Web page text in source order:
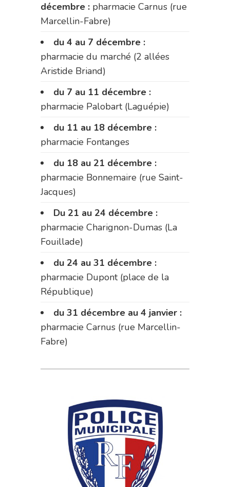
décembre : pharmacie Carnus (rue
Marcellin-Fabre)
du 4 au 7 décembre :
pharmacie du marché (2 allées
Aristide Briand)
du 7 au 11 décembre :
pharmacie Palobart (Laguépie)
du 11 au 18 décembre :
pharmacie Fontanges
du 18 au 21 décembre :
pharmacie Bonnemaire (rue Saint-
Jacques)
Du 21 au 24 décembre :
pharmacie Charignon-Dumas (La
Fouillade)
du 24 au 31 décembre :
pharmacie Dupont (place de la
République)
du 31 décembre au 4 janvier :
pharmacie Carnus (rue Marcellin-
Fabre)